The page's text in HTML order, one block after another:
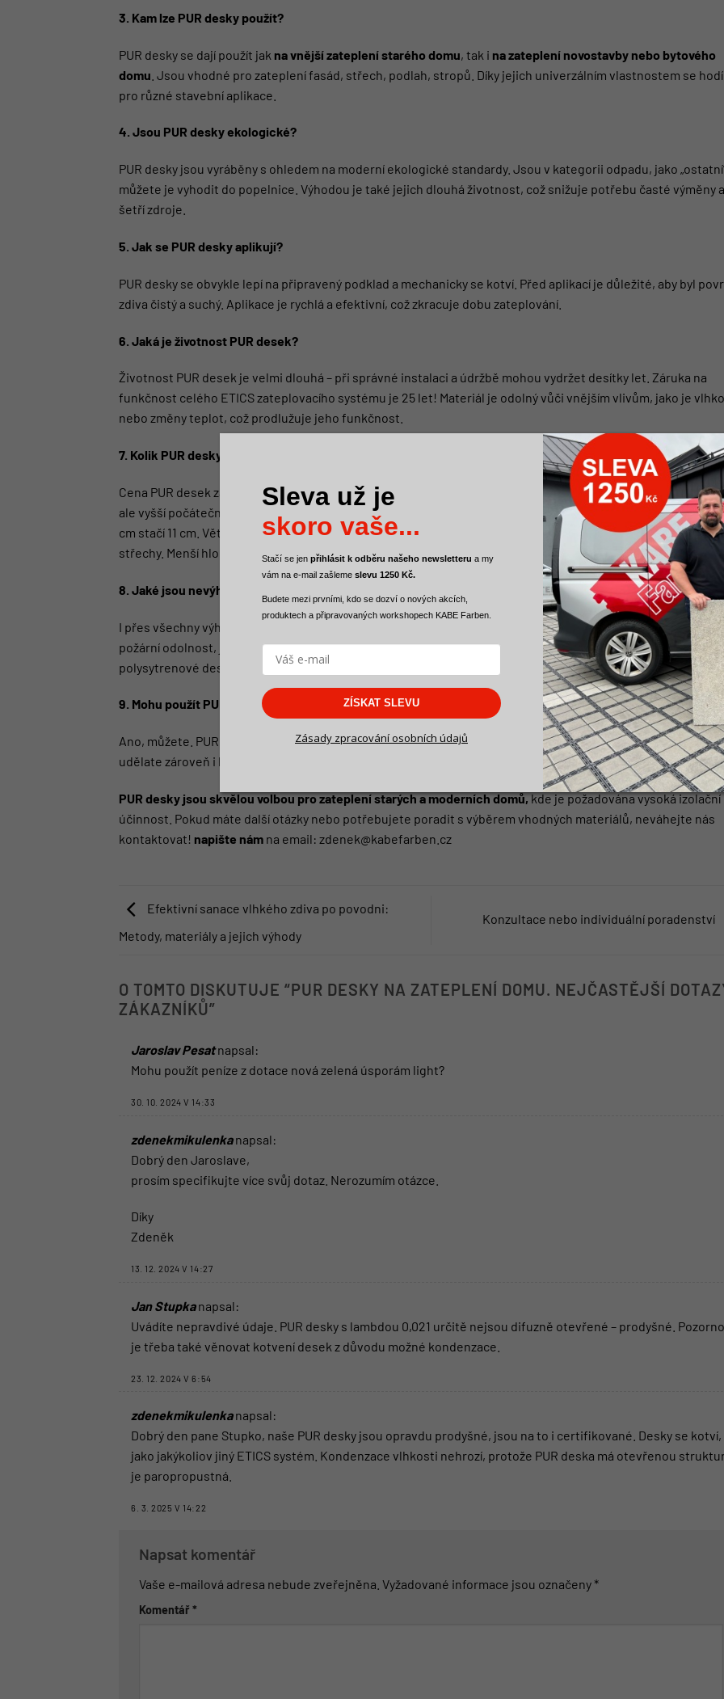
3. Kam lze PUR desky použít?
PUR desky se dají použít jak na vnější zateplení starého domu, tak i na zateplení novostavby nebo bytového
domu . Jsou vhodné pro zateplení fasád, střech, podlah, stropů. Díky jejich univerzálním vlastnostem se hodí
pro různé stavební aplikace.
4. Jsou PUR desky ekologické?
PUR desky jsou vyráběny s ohledem na moderní ekologické standardy. Jsou v kategorii odpadu, jako
můžete je vyhodit do popelnice. Výhodou je také jejich dlouhá životnost, což snižuje potřebu časté výměny a
šetří zdroje.
5. Jak se PUR desky aplikují?
PUR desky se obvykle lepí na připravený podklad a mechanicky se kotví. Před aplikací je důležité, aby byl
zdiva čistý a suchý. Aplikace je rychlá a efektivní, což zkracuje dobu zateplování.
6. Jaká je životnost PUR desek?
Životnost PUR desek je velmi dlouhá – při správné instalaci a údržbě mohou vydržet desítky let. Záruka na
funkčnost celého ETICS zateplovacího systému je 25 let! Materiál je odolný vůči vnějším vlivům, jako je
nebo změny teplot, což prodlužuje jeho funkčnost.
7. Kolik PUR desky stojí?
Cena PUR desek závisí na jejich tloušťce, rozměrech. Obecně jsou o něco dražší, než tradiční izolační
ale vyšší počáteční investice se vrátí v úsporách energie. Menší tloušťka PUR desky oproti polystyrenu.
cm stačí 11 cm. Větší průchodnost světla do interiéru. Ve většině připadů nepotřebujete předělávat
střechy. Menší hloubka parapetů.
8. Jaké jsou nevýhody PUR desek?
I přes všechny výhody mají PUR desky i nevýhody. Nelze je použít na zateplení interiéru, protože mají stejnou
požární odolnost, jako polystyren. Na zateplení interiéru mame v nabídce jiný materiál. Styrcon cemento
polysytrenové desky.
9. Mohu použít PUR desky i na sokl?
Ano, můžete. PUR desky jsou vhodné ina zateplení soklu. Máme speciální systémové řešení, díky, kterému
udělate zároveň i hydroizolaci stavby. Speciální
na lepení PUR desek na sokl.
PUR desky jsou skvělou volbou pro zateplení starých a moderních domů,kde je požadována vysoká izolační
účinnost. Pokud máte další otázky nebo potřebujete poradit s výběrem vhodných materiálů, neváhejte nás
kontaktovat! napište nám na email: zdenek@kabefarben.cz
Efektivní sanace vlhkého zdiva po povodni:
Metody, materiály a jejich výhody
Konzultace nebo individuální poradenství
O TOMTO DISKUTUJE “PUR DESKY NA ZATEPLENÍ DOMU. NEJČASTĚJŠÍ
ZÁKAZNÍKŮ”
Jaroslav Pesat napsal:
Mohu použít peníze z dotace nová zelená úsporám light?
30. 10. 2024 V 14:33
zdenekmikulenka napsal:
Dobrý den Jaroslave,
prosím specifikujte více svůj dotaz. Nerozumím otázce.
Díky
Zdeněk
13. 12. 2024 V 14:27
Jan Stupka napsal:
Uvádíte nepravdivé údaje. PUR desky s lambdou 0,021 určitě nejsou difuzně otevřené – prodyšné.
je třeba také věnovat kotvení desek z důvodu možné kondenzace.
23. 12. 2024 V 6:54
zdenekmikulenka napsal:
Dobrý den pane Stupko, naše PUR desky jsou opravdu prodyšné, jsou na to i certifikované. Desky se kotví,
jako jakýkoliov jiný ETICS systém. Kondenzace vlhkosti nehrozí, protože PUR deska má otevřenou
je paropropustná.
6. 3. 2025 V 14:22
Napsat komentář
Vaše e-mailová adresa nebude zveřejněna. Vyžadované informace jsou označeny*
Komentář *
Sleva už je
skoro vaše...
Stačí se jen přihlásit k odběru našeho newsletteru a my
vám na e-mail zašleme slevu 1250 Kč.
Budete mezi prvními, kdo se dozví o nových akcích,
produktech a připravovaných workshopech KABE Farben.
ZÍSKAT SLEVU
Zásady zpracování osobních údajů